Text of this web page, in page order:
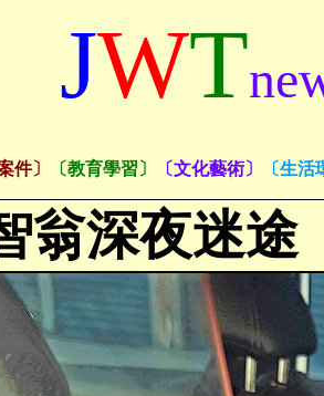
JWT
件〕 〔教育學習〕 〔文化藝術〕 〔生活
翁深夜迷